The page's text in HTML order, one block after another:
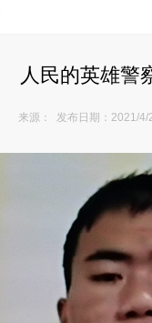
人民的英雄警
来源： 发布日期：2021/